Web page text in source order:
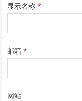
显示名称*
邮箱*
网站